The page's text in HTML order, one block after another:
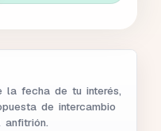
la fecha de tu interés,
de intercambio